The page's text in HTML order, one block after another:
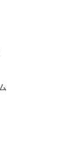
イ
ュー
/ 2025年実績報告